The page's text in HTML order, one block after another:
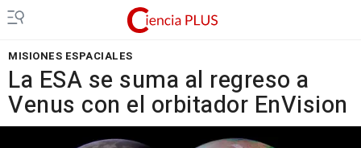
MISIONES ESPACIALES
La ESA se suma al regreso a
Venus con el orbitador EnVision